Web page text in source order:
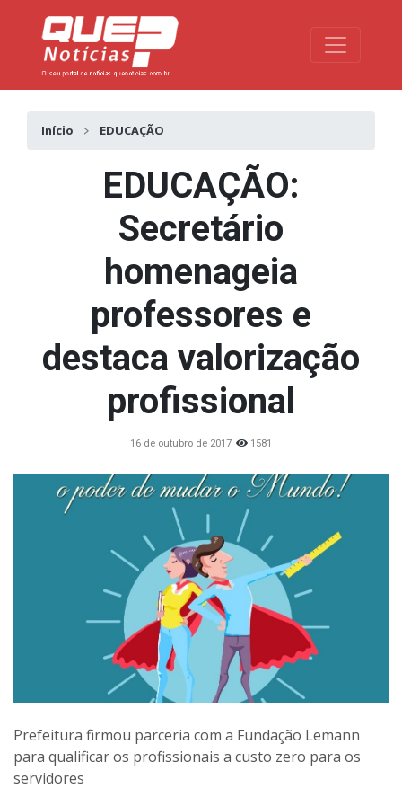
Toggle
Início EDUCAÇÃO
EDUCAÇÃO:
Secretário
homenageia
professores e
destaca valorização
profissional
16 de outubro de 2017 1581
Prefeitura firmou parceria com a Fundação Lemann
para qualificar os profissionais a custo zero para os
servidores